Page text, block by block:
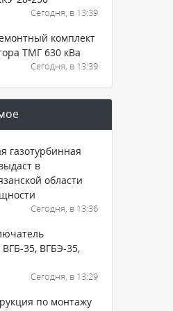
Сегодня, в 13:39
комплект
ТМГ 630 кВа
Сегодня, в 13:39
газотурбинная
в
области
Сегодня, в 13:36
35, ВГБЭ-35,
Сегодня, в 13:29
по монтажу